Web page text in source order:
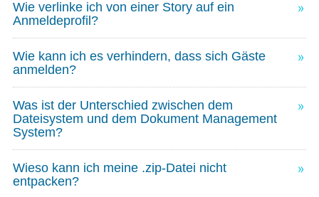
Wie verlinke ich von einer Story auf ein
Anmeldeprofil?
Wie kann ich es verhindern, dass sich Gäste
anmelden?
Was ist der Unterschied zwischen dem
Dateisystem und dem Dokument Management
System?
Wieso kann ich meine .zip-Datei nicht
entpacken?